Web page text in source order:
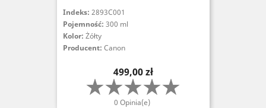
Indeks: 2893C001
Pojemność: 300 ml
Kolor: Żółty
Producent: Canon
Cena
499,00 zł
0 Opinia(e)